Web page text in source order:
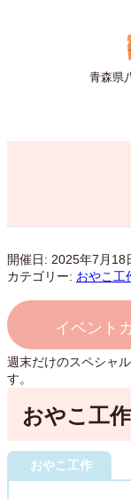
青森県
開催日: 2025年7月18
カテゴリー: おやこ工
イベント
週末だけのスペシャ
す。
おやこ工作
おやこ工作